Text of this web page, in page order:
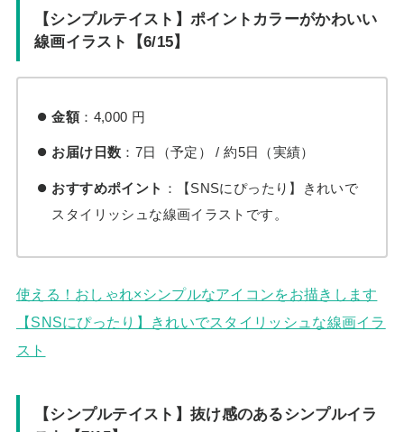
【シンプルテイスト】ポイントカラーがかわいい
線画イラスト【6/15】
金額：4,000 円
お届け日数 ：7日（予定） / 約5日（実績）
おすすめポイント ：【SNSにぴったり】きれいで
スタイリッシュな線画イラストです。
使える！おしゃれ×シンプルなアイコンをお描きします
【SNSにぴったり】きれいでスタイリッシュな線画イラ
スト
【シンプルテイスト】抜け感のあるシンプルイラ